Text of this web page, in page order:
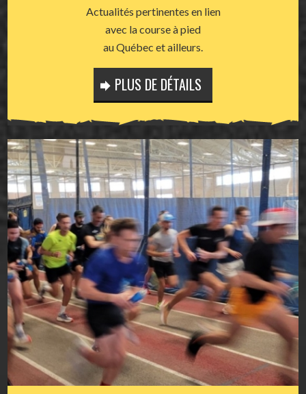
Actualités pertinentes en lien
avec la course à pied
au Québec et ailleurs.
PLUS DE DÉTAILS